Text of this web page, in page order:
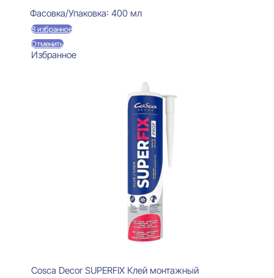
Фасовка/Упаковка: 400 мл
В избранное
Отменить
Избранное
Cosca Decor SUPERFIX Клей монтажный